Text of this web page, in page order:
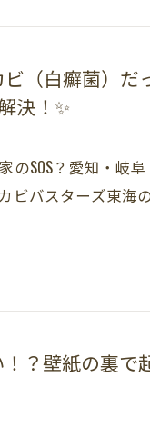
ビ（白癬菌）
決！✨
のSOS？愛知・岐
ビバスターズ東海
？壁紙の裏